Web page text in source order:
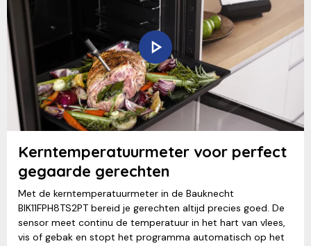
Kerntemperatuurmeter voor perfect
gegaarde gerechten
Met de kerntemperatuurmeter in de Bauknecht
BIK11FPH8TS2PT bereid je gerechten altijd precies goed. De
sensor meet continu de temperatuur in het hart van vlees,
vis of gebak en stopt het programma automatisch op het